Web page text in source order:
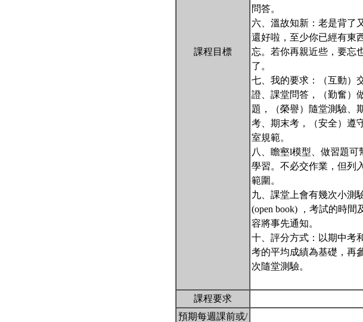
課程目標
問答。
六、溫故知新：老是背了
還好啦，至少你已經有東
忘。若你再親近些，要忘
了。
七、我的要求：（互動）
證、課堂問答，（勤奮）
題，（榮譽）隨堂測驗、
考、期末考，（安全）遵
室規範。
八、瞻壑l模型、做習題可
學習。不必交作業，但列
範圍。
九、課堂上會有幾次小測
(open book) ，考試的時間
容將事先通知。
十、評分方式：以期中考
考的平均成績為基礎，再
次隨堂測驗。
課程要求
預期每週課前或/